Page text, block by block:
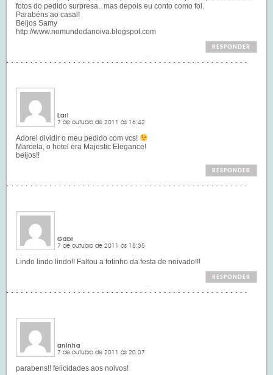
fotos do pedido surpresa.. mas depois eu conto como foi.
Parabéns ao casal!
Beijos Samy
http://www.nomundodanoiva.blogspot.com
RESPONDER
Lari
7 de outubro de 2011 às 16:42
Adorei dividir o meu pedido com vcs!
Marcela, o hotel era Majestic Elegance!
beijos!!
RESPONDER
Gabi
7 de outubro de 2011 às 18:35
Lindo lindo lindo!! Faltou a fotinho da festa de noivado!!!
RESPONDER
aninha
7 de outubro de 2011 às 20:07
parabens!! felicidades aos noivos!